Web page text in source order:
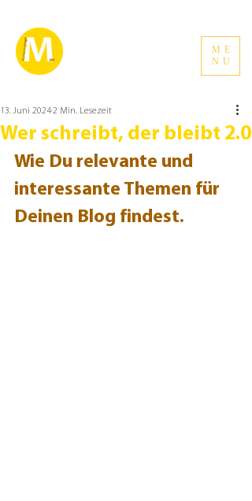
ME
NU
Wer schreibt, der bleibt 2.0
13. Juni 20242 Min. Lesezeit
Wie Du relevante und
interessante Themen für
Deinen Blog findest.